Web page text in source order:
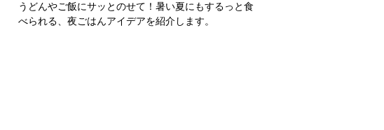
うどんやご飯にサッとのせて！暑い夏にもするっと食
べられる、夜ごはんアイデアを紹介します。